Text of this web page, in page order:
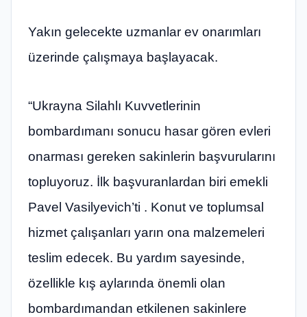
Yakın gelecekte uzmanlar ev onarımları
üzerinde çalışmaya başlayacak.
“Ukrayna Silahlı Kuvvetlerinin
bombardımanı sonucu hasar gören evleri
onarması gereken sakinlerin başvurularını
topluyoruz. İlk başvuranlardan biri emekli
Pavel Vasilyevich’ti . Konut ve toplumsal
hizmet çalışanları yarın ona malzemeleri
teslim edecek. Bu yardım sayesinde,
özellikle kış aylarında önemli olan
bombardımandan etkilenen sakinlere